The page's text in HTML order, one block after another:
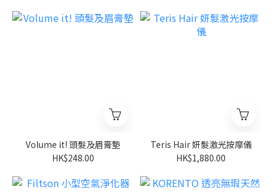
Volume it! 頭髮及眉膏墊
HK$248.00
Teris Hair 妍髮激光按摩儀
HK$1,880.00